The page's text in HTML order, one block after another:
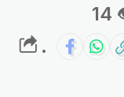
14
.